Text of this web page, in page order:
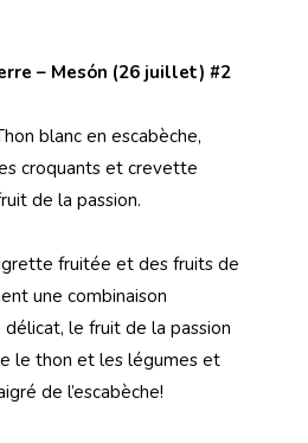
– Mesón (26 juillet) #2
blanc en escabèche,
croquants et crevette
de la passion.
fruitée et des fruits de
une combinaison
le fruit de la passion
le thon et les légumes et
de l’escabèche!